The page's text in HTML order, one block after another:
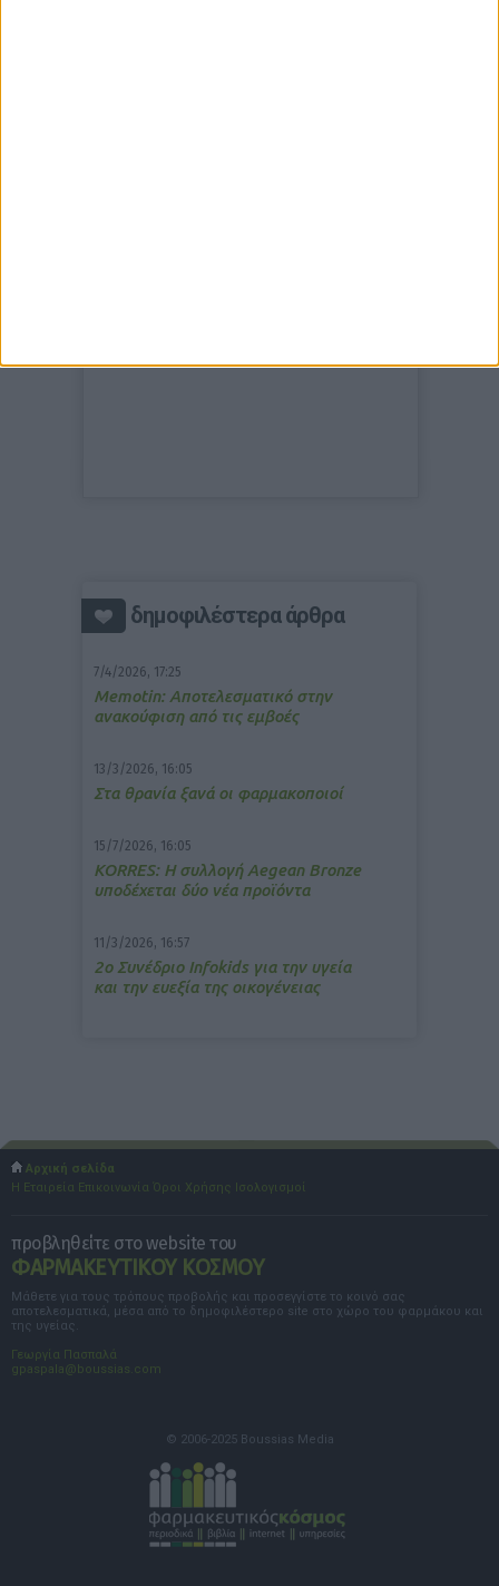
δημοφιλέστερα άρθρα
7/4/2026, 17:25
Memotin: Αποτελεσματικό στην
ανακούφιση από τις εμβοές
13/3/2026, 16:05
Στα θρανία ξανά οι φαρμακοποιοί
15/7/2026, 16:05
ΚΟRRES: Η συλλογή Aegean Bronze
υποδέχεται δύο νέα προϊόντα
11/3/2026, 16:57
2ο Συνέδριο Infokids για την υγεία
και την ευεξία της οικογένειας
Αρχική σελίδα
Η Εταιρεία Επικοινωνία Όροι Χρήσης Ισολογισμοί
προβληθείτε στο website του
ΦΑΡΜΑΚΕΥΤΙΚΟΥ ΚΟΣΜΟΥ
Μάθετε για τους τρόπους προβολής και προσεγγίστε το κοινό σας
αποτελεσματικά, μέσα από το δημοφιλέστερο site στο χώρο του φαρμάκου και
της υγείας.
Γεωργία Πασπαλά
gpaspala@boussias.com
© 2006-2025 Boussias Media